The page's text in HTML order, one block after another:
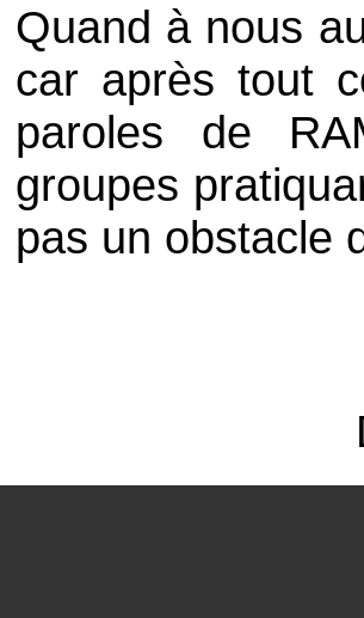
Quand à nous
car après tout
paroles de
groupes
pas un obstacle